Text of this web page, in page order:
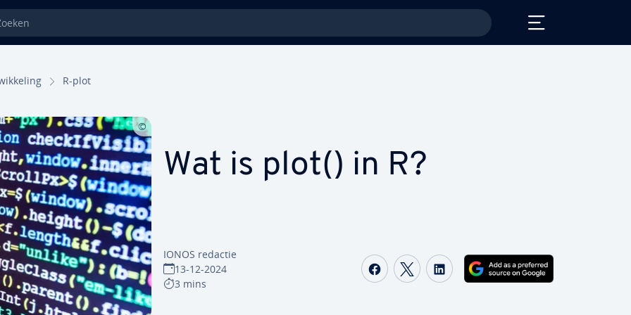
R-plot
Wat is plot() in R?
IONOS redactie
13-12-2024
3 mins
Delen op Facebook
Delen op Twitter
Delen op LinkedIn